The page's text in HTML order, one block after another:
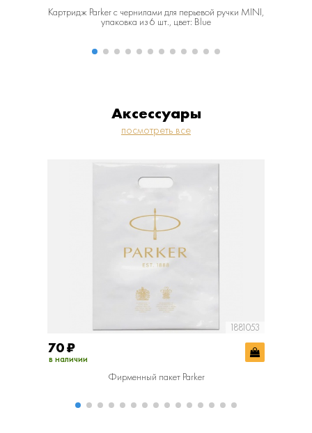
Картридж Parker с чернилами для перьевой ручки MINI,
упаковка из 6 шт., цвет: Blue
Аксессуары
посмотреть все
1881053
70₽
в наличии
Фирменный пакет Parker